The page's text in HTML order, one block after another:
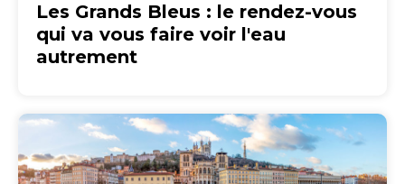
Les Grands Bleus : le rendez-vous
qui va vous faire voir l'eau
autrement